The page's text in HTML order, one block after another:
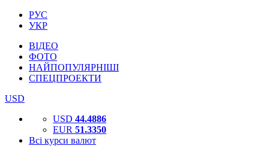
РУС
УКР
ВІДЕО
ФОТО
НАЙПОПУЛЯРНІШІ
СПЕЦПРОЕКТИ
USD
USD 44.4886
EUR 51.3350
Всі курси валют